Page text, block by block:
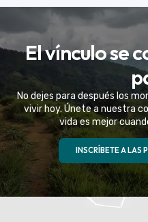
Celebramos la vida
El vínculo se
No dejes para después los
vivir hoy. Únete a nuestra
vida es mejor
INSCRÍBETE A LAS